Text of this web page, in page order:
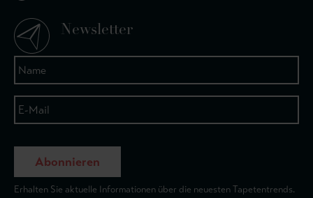
Newsletter
Abonnieren
Erhalten Sie aktuelle Informationen über die neuesten Tapetentrends.